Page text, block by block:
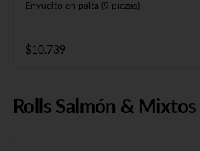
Envuelto en palta (9 piezas).
$10.739
Rolls Salmón & Mixtos